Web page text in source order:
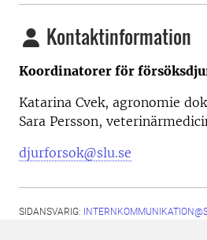
Kontaktinformation
Koordinatorer för
Katarina Cvek, agronomie
Sara Persson,
djurforsok@slu.se
SIDANSVARIG: